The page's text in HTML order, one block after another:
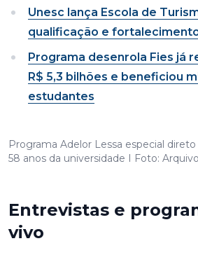
Unesc lança Escola de
qualificação e
Programa desenrola Fies já
R$ 5,3 bilhões e beneficiou
estudantes
Programa Adelor Lessa especial
58 anos da universidade I Foto:
Entrevistas e
vivo